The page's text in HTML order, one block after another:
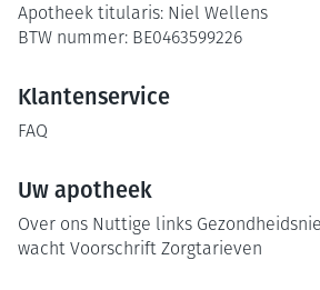
Apotheek titularis: Niel Wellens
BTW nummer: BE0463599226
Klantenservice
FAQ
Uw apotheek
Over ons Nuttige links
wacht Voorschrift Zorgtarieven